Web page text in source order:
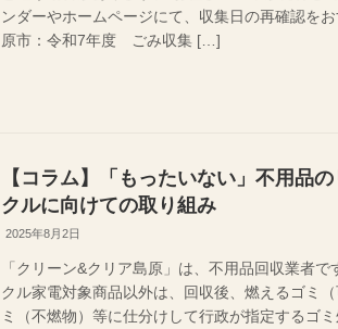
ンダーやホームページにて、収集日の再確認
原市：令和7年度 ごみ収集 […]
【コラム】「もったいない」不用品
クルに向けての取り組み
2025年8月2日
「クリーン&クリア島原」は、不用品回収業者で
クル家電対象商品以外は、回収後、燃えるゴミ
ミ（不燃物）等に仕分けして行政が指定するゴ